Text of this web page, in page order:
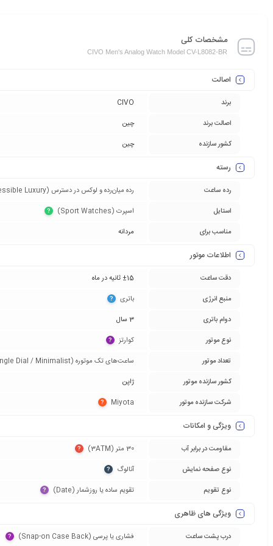
مشخصات کلی
CIVO Men's Analog Watch Model CV-L8082-BR
اصالت
برند
CIVO
اصالت برند
چین
کشور سازنده
چین
رسته
رده ساعت
رده میان‌رده و لوکس در دسترس (Accessible Luxury)‏
استایل
اسپرت (Sport Watches)‏ ?
مناسب برای مردانه
اطلاعات موتور
دقت ساعت
±15 ثانیه در ماه
منبع انرژی
باتری‏ ?
دوام باتری
3 سال
نوع موتور
کوارتز‏ ?
تعداد موتور
ساعت‌های تک موتوره (Single Dial / Minimalist)‏
کشور سازنده موتور
ژاپن
شرکت سازنده موتور
Miyota‏
?
ویژگی و امکانات
مقاومت در برابر آب 30 متر (3ATM)‏ ?
نوع صفحه نمایش آنالوگ‏ ?
نوع تقویم تقویم ساده یا روزشمار (Date)‏ ?
ویژگی های ظاهری
درب پشت ساعت فشاری یا پرسی (Snap-on Case Back)‏ ?